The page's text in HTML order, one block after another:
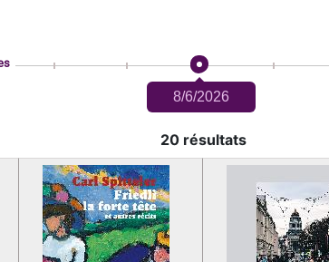
8/6/2026
20 résultats